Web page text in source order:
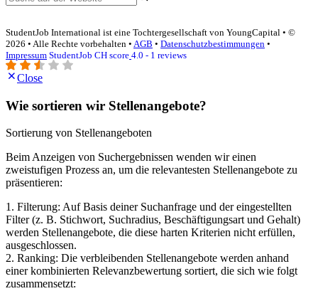
StudentJob International ist eine Tochtergesellschaft von YoungCapital • ©
2026 • Alle Rechte vorbehalten • AGB • Datenschutzbestimmungen •
Impressum StudentJob CH score 4.0 - 1 reviews
Close
Wie sortieren wir Stellenangebote?
Sortierung von Stellenangeboten
Beim Anzeigen von Suchergebnissen wenden wir einen
zweistufigen Prozess an, um die relevantesten Stellenangebote zu
präsentieren:
1. Filterung: Auf Basis deiner Suchanfrage und der eingestellten
Filter (z. B. Stichwort, Suchradius, Beschäftigungsart und Gehalt)
werden Stellenangebote, die diese harten Kriterien nicht erfüllen,
ausgeschlossen.
2. Ranking: Die verbleibenden Stellenangebote werden anhand
einer kombinierten Relevanzbewertung sortiert, die sich wie folgt
zusammensetzt: